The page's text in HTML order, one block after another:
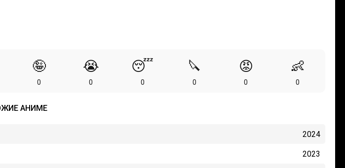
🤪
0
😭
0
😴
0
🔪
0
😡
0
👶
0
АНИМЕ
2024
2023